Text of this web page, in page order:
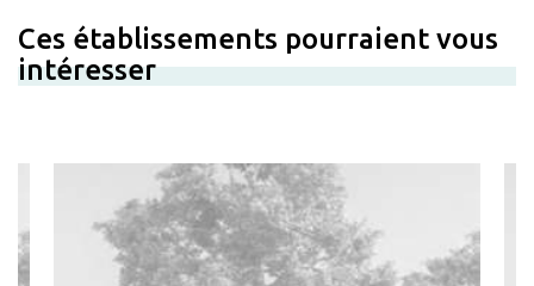
Ces établissements pourraient vous
intéresser